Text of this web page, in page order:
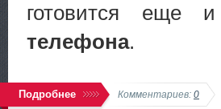
готовится еще
телефона.
Подробнее Комментариев: 0